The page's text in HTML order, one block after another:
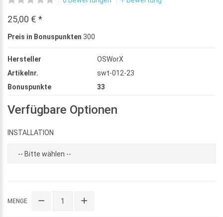
25,00 € *
Preis in Bonuspunkten 300
Hersteller
OSWorX
Artikelnr.
swt-012-23
Bonuspunkte
33
Verfügbare Optionen
INSTALLATION
MENGE